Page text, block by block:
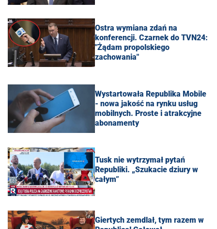
Ostra wymiana zdań na
konferencji. Czarnek do TVN24:
"Żądam propolskiego
zachowania"
Wystartowała Republika Mobile
- nowa jakość na rynku usług
mobilnych. Proste i atrakcyjne
abonamenty
Tusk nie wytrzymał pytań
Republiki. „Szukacie dziury w
całym”
Giertych zemdlał, tym razem w